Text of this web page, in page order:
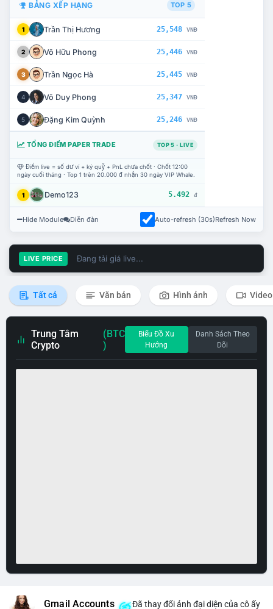
BẢNG XẾP HẠNG TOP 5
1 Trần Thị Hương 25,548 VNĐ
2 Võ Hữu Phong 25,446 VNĐ
3 Trần Ngọc Hà 25,445 VNĐ
4 Võ Duy Phong 25,347 VNĐ
5 Đặng Kim Quỳnh 25,246 VNĐ
TỔNG ĐIỂM PAPER TRADE TOP 5 · LIVE
Điểm live = số dư ví + ký quỹ + PnL chưa chốt · Chốt 12:00
ngày cuối tháng · Top 1 trên 20.000 đ nhận 30 ngày VIP Whale.
1 Demo123 5.492 đ
Hide Module Diễn đàn Auto-refresh (30s)Refresh Now
LIVE PRICE Đang tải giá live...
Tất cả Văn bản Hình ảnh Video
Trung Tâm
Crypto
(BTC
)
Biểu Đồ Xu
Hướng
Danh Sách Theo
Dõi
Gmail Accounts Đã thay đổi ảnh đại diện của cô ấy